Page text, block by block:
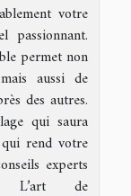
votre
passionnant.
permet non
aussi de
des autres.
qui saura
rend votre
experts
L’art de